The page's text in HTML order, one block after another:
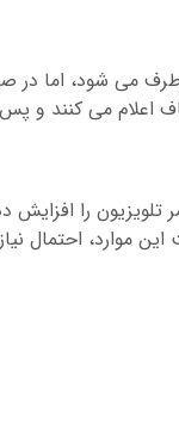
می شود، اما در
اعلام می کنند و
را
موارد، احتمال